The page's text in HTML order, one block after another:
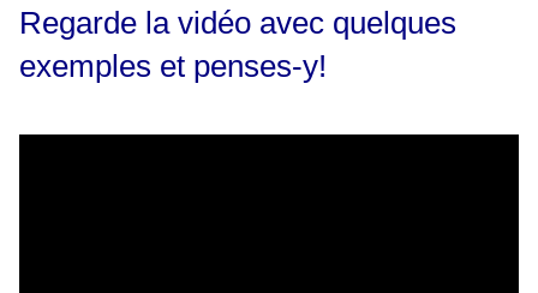
Regarde la vidéo avec quelques
exemples et penses-y!